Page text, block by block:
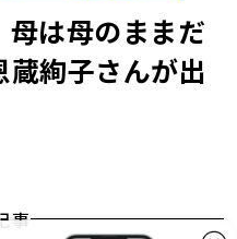
は母のままだ
蔵絢子さんが出
事